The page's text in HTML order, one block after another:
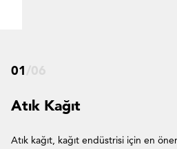
01
Atık Kağıt
Atık kağıt, kağıt endüstrisi için en